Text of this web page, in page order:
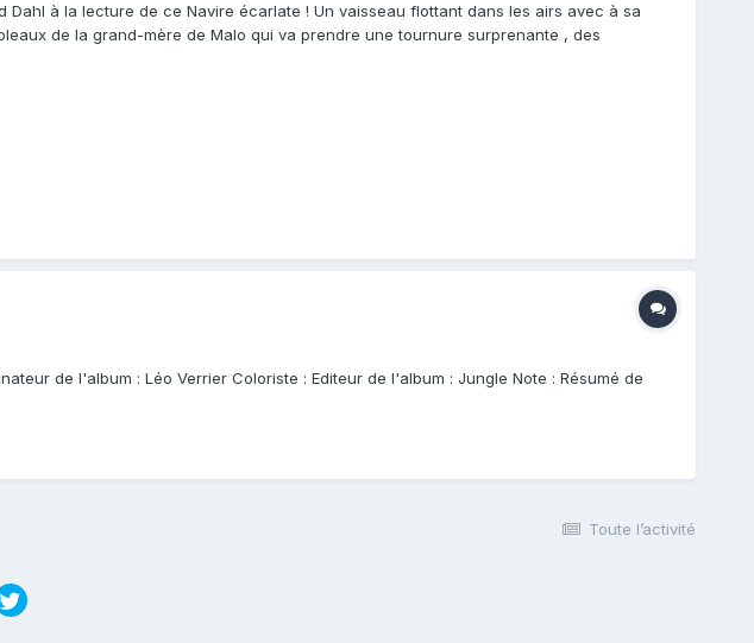
Dahl à la lecture de ce Navire écarlate ! Un vaisseau flottant dans les airs avec à sa
de la grand-mère de Malo qui va prendre une tournure surprenante , des
de l'album : Léo Verrier Coloriste : Editeur de l'album : Jungle Note : Résumé de
Toute l’activité